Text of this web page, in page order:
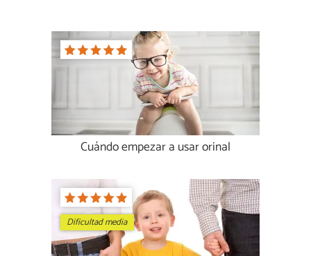
Cuándo empezar a usar orinal
Dificultad media